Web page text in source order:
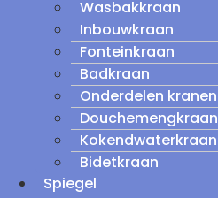
Wasbakkraan
Inbouwkraan
Fonteinkraan
Badkraan
Onderdelen kranen
Douchemengkraan
Kokendwaterkraan
Bidetkraan
Spiegel